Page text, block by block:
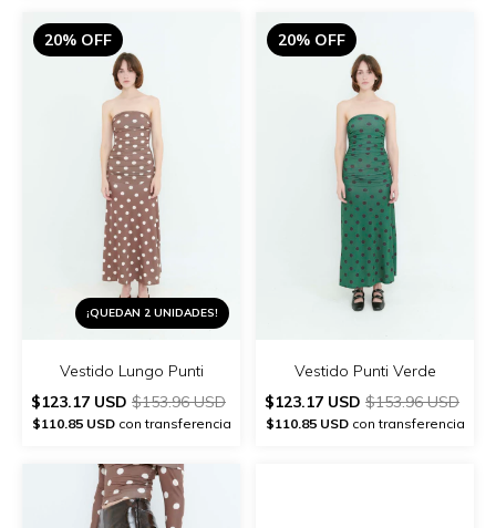
20% OFF
¡QUEDAN 2 UNIDADES!
Vestido Lungo Punti
$123.17 USD $153.96 USD
$110.85 USDcon transferencia
20% OFF
Vestido Punti Verde
$123.17 USD $153.96 USD
$110.85 USDcon transferencia